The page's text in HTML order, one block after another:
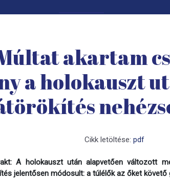
akartam
a holokauszt
Cikk letöltése: pdf
A holokauszt után alapvetően változott
jelentősen módosult: a túlélők az őket